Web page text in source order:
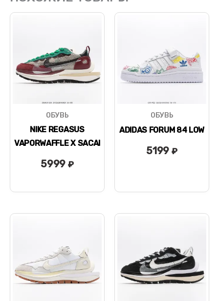
ОБУВЬ
NIKE REGASUS
VAPORWAFFLE X SACAI
5999₽
ОБУВЬ
ADIDAS FORUM 84 LOW
5199₽